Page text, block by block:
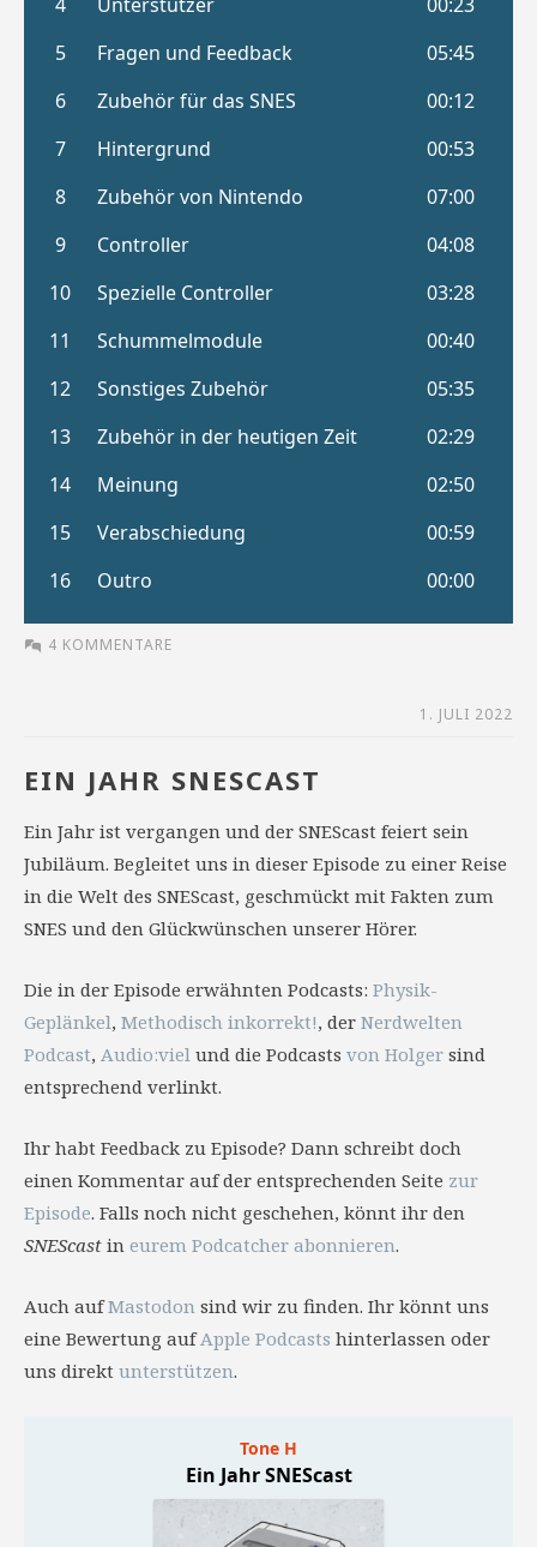
4 KOMMENTARE
1. JULI 2022
EIN JAHR SNESCAST
Ein Jahr ist vergangen und der SNEScast feiert sein
Jubiläum. Begleitet uns in dieser Episode zu einer Reise
in die Welt des SNEScast, geschmückt mit Fakten zum
SNES und den Glückwünschen unserer Hörer.
Die in der Episode erwähnten Podcasts: Physik-
Geplänkel, Methodisch inkorrekt!, der Nerdwelten
Podcast, Audio:viel und die Podcasts von Holger sind
entsprechend verlinkt.
Ihr habt Feedback zu Episode? Dann schreibt doch
einen Kommentar auf der entsprechenden Seite zur
Episode. Falls noch nicht geschehen, könnt ihr den
SNEScast in eurem Podcatcher abonnieren.
Auch aufMastodon sind wir zu finden. Ihr könnt uns
eine Bewertung aufApple Podcasts hinterlassen oder
uns direkt unterstützen.